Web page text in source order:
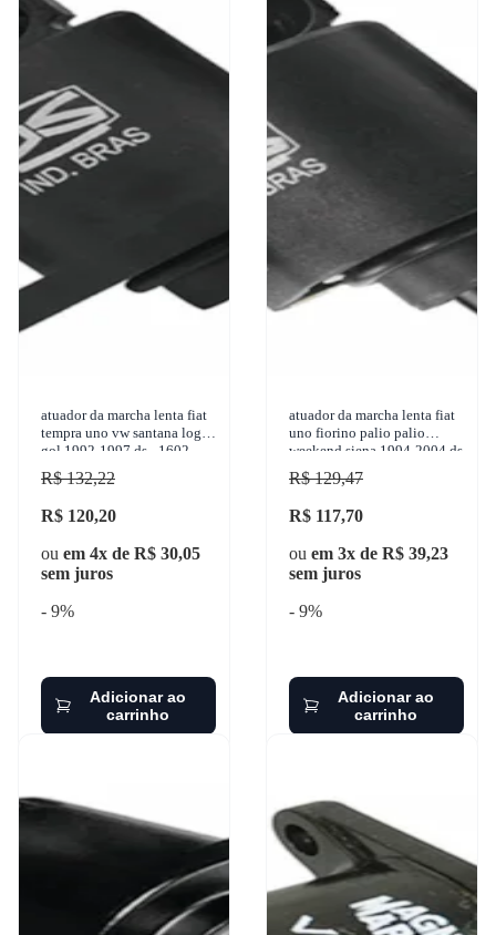
atuador da marcha lenta fiat
tempra uno vw santana logus
gol 1992-1997 ds - 1602
R$ 132,22
R$ 120,20
ou em 4x de R$ 30,05
sem juros
- 9%
Adicionar ao
carrinho
atuador da marcha lenta fiat
uno fiorino palio palio
weekend siena 1994-2004 ds
- 1612
R$ 129,47
R$ 117,70
ou em 3x de R$ 39,23
sem juros
- 9%
Adicionar ao
carrinho